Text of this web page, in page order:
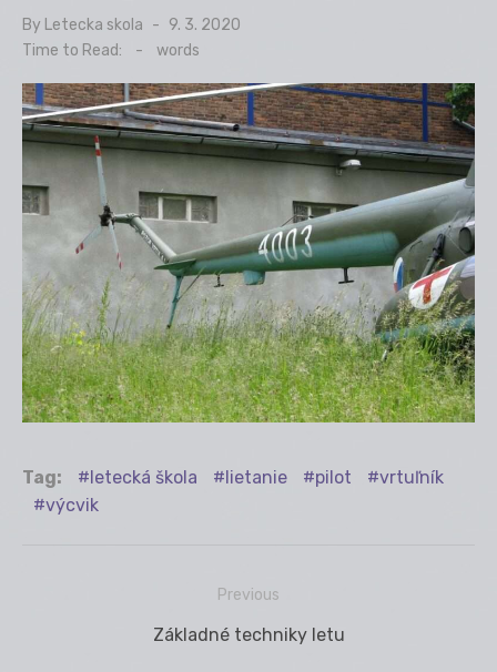
By Letecka skola
Posted
on
9. 3. 2020
Time to Read:
- words
Tag: letecká škola lietanie pilot
vrtuľník
výcvik
Previous
Previous
Základné techniky letu